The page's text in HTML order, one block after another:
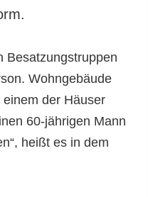
Besatzungstruppen
Wohngebäude
der Häuser
60-jährigen Mann
heißt es in dem